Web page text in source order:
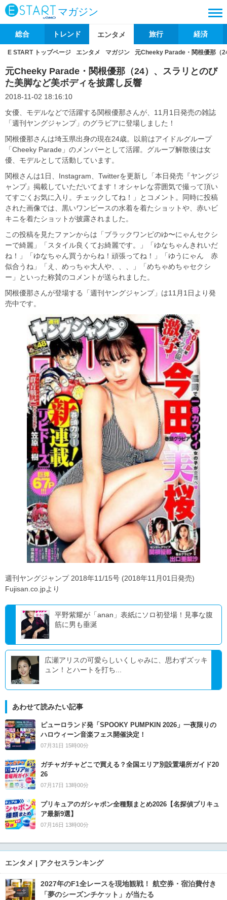
マガジン
総合 トレンド エンタメ 旅行 経済
E START トップページ エンタメ マガジン 元Cheeky Parade・関根優那（
元Cheeky Parade・関根優那（24）、スラリとのび
た美脚など美ボディを披露し反響
2018-11-02 18:16:10
女優、モデルなどで活躍する関根優那さんが、11月1日発売の雑誌
「週刊ヤングジャンプ」のグラビアに登場しました！
関根優那さんは埼玉県出身の現在24歳。以前はアイドルグループ
「Cheeky Parade」のメンバーとして活躍。グループ解散後は女
優、モデルとして活動しています。
関根さんは1日、Instagram、Twitterを更新し「本日発売『ヤングジ
ャンプ』掲載していただいてます！オシャレな雰囲気で撮って頂い
てすごくお気に入り。チェックしてね！」とコメント。同時に投稿
された画像では、黒いワンピースの水着を着たショットや、赤いビ
キニを着たショットが披露されました。
この投稿を見たファンからは「ブラックワンピのゆ〜にゃんセクシ
ーで綺麗」「スタイル良くてお綺麗です。」「ゆなちゃんきれいだ
ね！」「ゆなちゃん買うからね！頑張ってね！」「ゆうにゃん 赤
似合うね」「え、めっちゃ大人や、、、」「めちゃめちゃセクシ
ー」といった称賛のコメントが送られました。
関根優那さんが登場する「週刊ヤングジャンプ」は11月1日より発
売中です。
週刊ヤングジャンプ 2018年11/15号 (2018年11月01日発売)
Fujisan.co.jpより
平野紫耀が「anan」表紙にソロ初登場！見事な腹
筋に男も垂涎
広瀬アリスの可愛らしいくしゃみに、思わずズッキ
ュン！とハートを打ち...
あわせて読みたい記事
ピューロランド発「SPOOKY PUMPKIN 2026」一夜限りの
ハロウィーン音楽フェス開催決定！
07月31日 15時00分
ガチャガチャどこで買える？全国エリア別設置場所ガイド20
26
07月17日 13時00分
プリキュアのガシャポン全種類まとめ2026【名探偵プリキュ
ア最新9選】
07月16日 13時00分
エンタメ | アクセスランキング
2027年のF1全レースを現地観戦！ 航空券・宿泊費付き
「夢のシーズンチケット」が当たる